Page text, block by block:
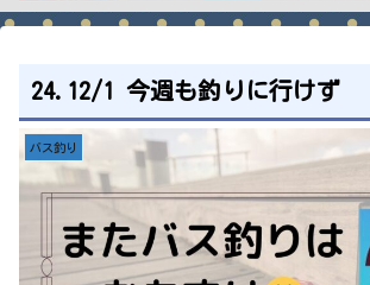
24.12/1 今週も釣りに行けず
バス釣り